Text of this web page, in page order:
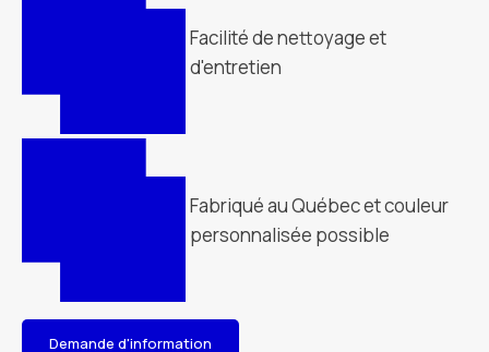
Facilité de nettoyage et
d'entretien
Fabriqué au Québec et couleur
personnalisée possible
Demande d'information